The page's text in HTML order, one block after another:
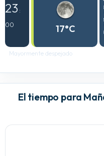
23 :
00
17°C
Mayormente despejado
El tiempo para